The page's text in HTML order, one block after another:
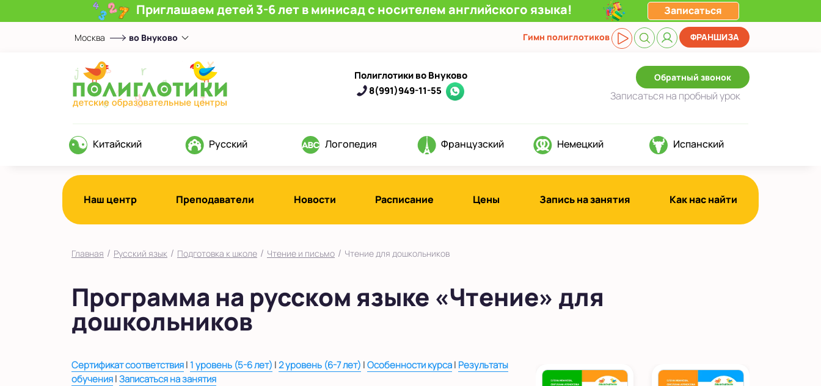
Приглашаем детей 3-6 лет в минисад с носителем английского языка! Записаться
Москва во Внуково
Выберите центр
Верхние Лихоборы
ЖК Прокшино
Ломоносовский
Якиманка
на Коломенской
Показать на карте
Выбрать другой город
Гимн полиглотиков ФРАНШИЗА
Полиглотики во Внуково
8(991)949-11-55
Обратный звонок
Записаться на пробный урок
Китайский Русский Логопедия Французский Немецкий Испанский
Наш центр Преподаватели Новости Расписание Цены Запись на занятия Как нас найти
Главная / Русский язык / Подготовка к школе / Чтение и письмо / Чтение для дошкольников
Программа на русском языке «Чтение» для
дошкольников
Сертификат соответствия| 1 уровень (5-6 лет) |2 уровень (6-7 лет) |Особенности курса| Результаты
обучения|Записаться на занятия